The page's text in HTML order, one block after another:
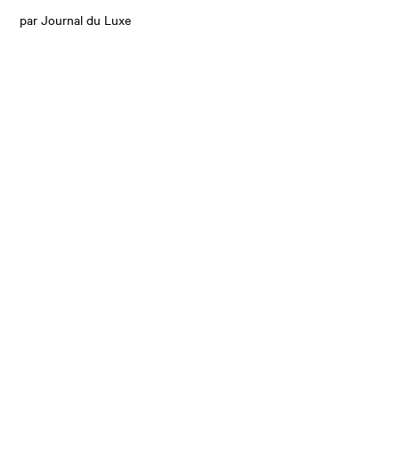
par Journal du Luxe